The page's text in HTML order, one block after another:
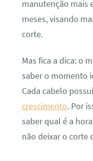
manutenção mais
meses, visando
corte.
Mas fica a dica: o
saber o momento
Cada cabelo
crescimento. Por
saber qual é a
não deixar o corte